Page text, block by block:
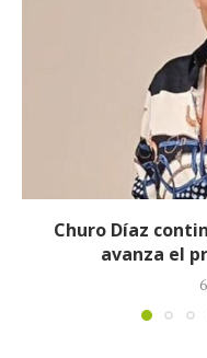
Proceso contra
tras